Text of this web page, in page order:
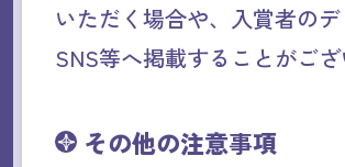
いただく場合や、入賞者の
SNS等へ掲載することがござ
その他の注意事項